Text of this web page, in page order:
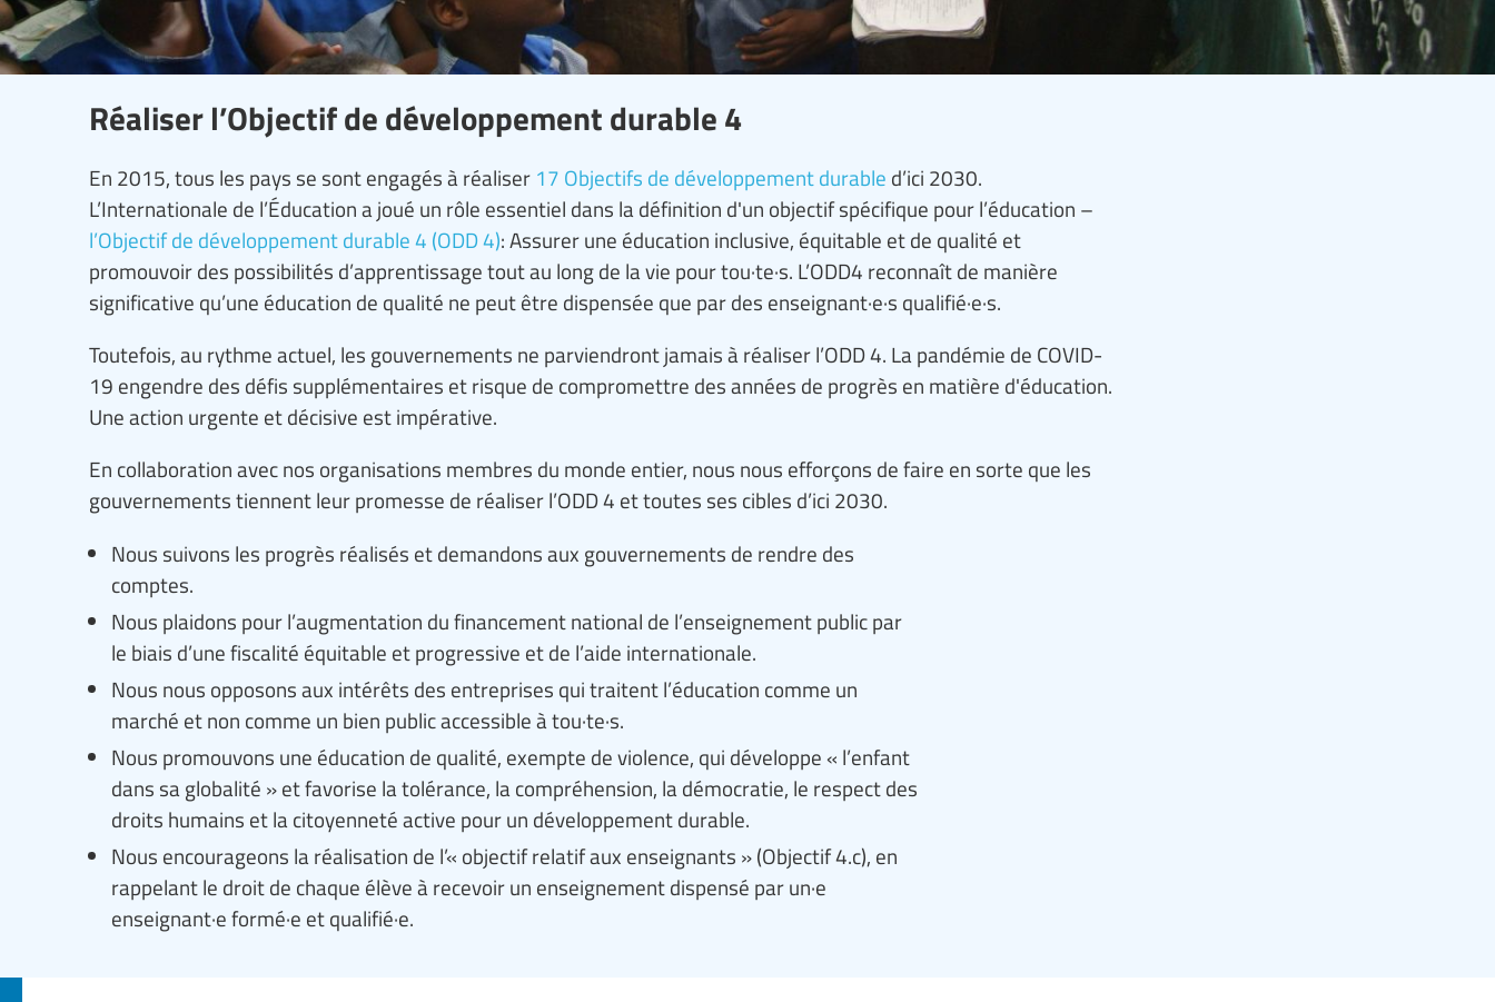
Réaliser l’Objectif de développement durable 4
En 2015, tous les pays se sont engagés à réaliser 17 Objectifs de développement durable d’ici 2030.
L’Internationale de l’Éducation a joué un rôle essentiel dans la définition d'un objectif spécifique pour l’éducation –
l’Objectif de développement durable 4 (ODD 4): Assurer une éducation inclusive, équitable et de qualité et
promouvoir des possibilités d’apprentissage tout au long de la vie pour tou·te·s. L’ODD4 reconnaît de manière
significative qu’une éducation de qualité ne peut être dispensée que par des enseignant·e·s qualifié·e·s.
Toutefois, au rythme actuel, les gouvernements ne parviendront jamais à réaliser l’ODD 4. La pandémie de COVID-
19 engendre des défis supplémentaires et risque de compromettre des années de progrès en matière d'éducation.
Une action urgente et décisive est impérative.
En collaboration avec nos organisations membres du monde entier, nous nous efforçons de faire en sorte que les
gouvernements tiennent leur promesse de réaliser l’ODD 4 et toutes ses cibles d’ici 2030.
Nous suivons les progrès réalisés et demandons aux gouvernements de rendre des
comptes.
Nous plaidons pour l’augmentation du financement national de l’enseignement public par
le biais d’une fiscalité équitable et progressive et de l’aide internationale.
Nous nous opposons aux intérêts des entreprises qui traitent l’éducation comme un
marché et non comme un bien public accessible à tou·te·s.
Nous promouvons une éducation de qualité, exempte de violence, qui développe « l’enfant
dans sa globalité » et favorise la tolérance, la compréhension, la démocratie, le respect des
droits humains et la citoyenneté active pour un développement durable.
Nous encourageons la réalisation de l’« objectif relatif aux enseignants » (Objectif 4.c), en
rappelant le droit de chaque élève à recevoir un enseignement dispensé par un·e
enseignant·e formé·e et qualifié·e.